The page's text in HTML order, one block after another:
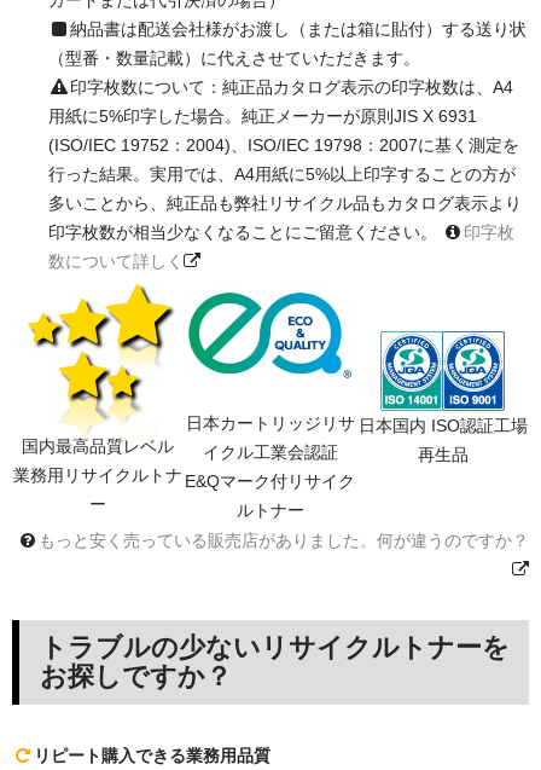
納品書は配送会社様がお渡し（または箱に貼付）する送り状
（型番・数量記載）に代えさせていただきます。
印字枚数について：純正品カタログ表示の印字枚数は、A4
用紙に5%印字した場合。純正メーカーが原則JIS X 6931
(ISO/IEC 19752：2004)、ISO/IEC 19798：2007に基く測定を
行った結果。実用では、A4用紙に5%以上印字することの方が
多いことから、純正品も弊社リサイクル品もカタログ表示より
印字枚数が相当少なくなることにご留意ください。
印字枚
数について詳しく
国内最高品質レベル
業務用リサイクルトナ
ー
日本カートリッジリサ
イクル工業会認証
E&Qマーク付リサイク
ルトナー
日本国内 ISO認証工場
再生品
もっと安く売っている販売店がありました。何が違うのですか？
トラブルの少ないリサイクルトナーを
お探しですか？
リピート購入できる業務用品質